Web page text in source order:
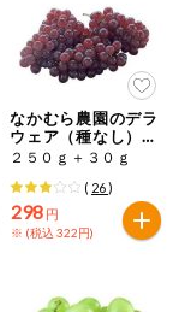
なかむら農園のデラ
ウェア（種なし）増
量
２５０ｇ＋３０ｇ
( 26)
298 円
※ (税込 322円)